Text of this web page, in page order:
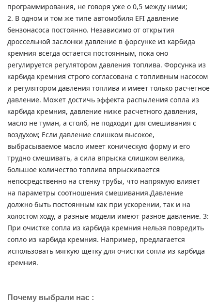
программирования, не говоря уже о 0,5 между ними;
2. В одном и том же типе автомобиля EFI давление
бензонасоса постоянно. Независимо от открытия
дроссельной заслонки давление в форсунке из карбида
кремния всегда остается постоянным, пока оно
регулируется регулятором давления топлива. Форсунка из
карбида кремния строго согласована с топливным насосом
и регулятором давления топлива и имеет только расчетное
давление. Может достичь эффекта распыления сопла из
карбида кремния, давление ниже расчетного давления,
масло не туман, а столб, не подходит для смешивания с
воздухом; Если давление слишком высокое,
выбрасываемое масло имеет коническую форму и его
трудно смешивать, а сила впрыска слишком велика,
большое количество топлива впрыскивается
непосредственно на стенку трубы, что напрямую влияет
на параметры соотношения смешивания.Давление
должно быть постоянным как при ускорении, так и на
холостом ходу, а разные модели имеют разное давление. 3:
При очистке сопла из карбида кремния нельзя повредить
сопло из карбида кремния. Например, предлагается
использовать мягкую щетку для очистки сопла из карбида
кремния.
Почему выбрали нас :